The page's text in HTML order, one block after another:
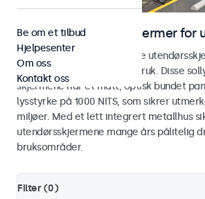
Skjermer og touchskjermer for
Utforsk våre værbestandige
industriell og kommersiell bruk. Disse
skjermene har et matt, optisk bundet
lysstyrke på 1000 NITS, som sikrer
miljøer. Med et lett integrert metallhus
utendørsskjermene mange års pålitelig
bruksområder.
Filter (0)
Be om et tilbud
Hjelpesenter
Om oss
Kontakt oss